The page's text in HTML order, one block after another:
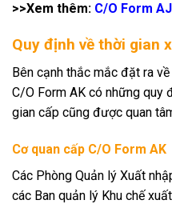
>>Xem thêm: C/O Form
Quy định về thời gian
Bên cạnh thắc mắc đặt ra
C/O Form AK có những quy
gian cấp cũng được quan
Cơ quan cấp C/O Form AK
Các Phòng Quản lý Xuất
các Ban quản lý Khu chế